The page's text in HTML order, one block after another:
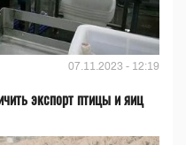
07.11.2023 - 12:19
экспорт птицы и яиц